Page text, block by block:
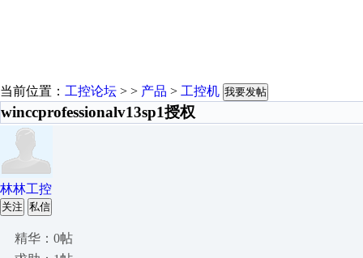
当前位置： 工控论坛 > > 产品 > 工控机 我要发帖
winccprofessionalv13sp1授权
林林工控
关注 私信
精华：0帖